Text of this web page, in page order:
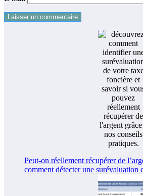
Peut-on réellement récupérer de
comment détecter une surévaluation